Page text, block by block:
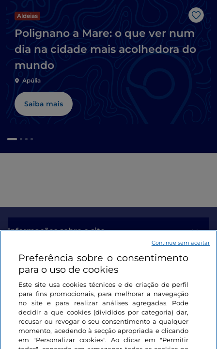
Aldeias
Polignano a Mare: o que ver num
dia na cidade mais acolhedora do
mundo
Apúlia
Saiba mais
Informações sobre o site
Ligações úteis
Iniciar sessão
Mantenha-se em contacto
Preferência sobre o consentimento
para o uso de cookies
Este site usa cookies técnicos e de criação de perfil
para fins promocionais, para melhorar a navegação
no site e para realizar análises agregadas. Pode
decidir a que cookies (divididos por categoria) dar,
recusar ou revogar o seu consentimento a qualquer
momento, acedendo à secção apropriada e clicando
em "Personalizar cookies". Ao clicar em "Permitir
Continue sem aceitar